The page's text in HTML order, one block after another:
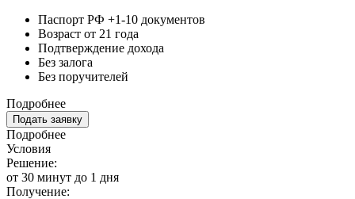
Паспорт РФ +1-10 документов
Возраст от 21 года
Подтверждение дохода
Без залога
Без поручителей
Подробнее
Подать заявку
Подробнее
Условия
Решение:
от 30 минут до 1 дня
Получение: